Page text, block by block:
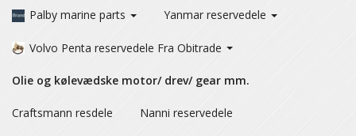
Palby marine parts Yanmar reservedele
Volvo Penta reservedele Fra Obitrade
Olie og kølevædske motor/ drev/ gear mm.
Craftsmann resdele Nanni reservedele